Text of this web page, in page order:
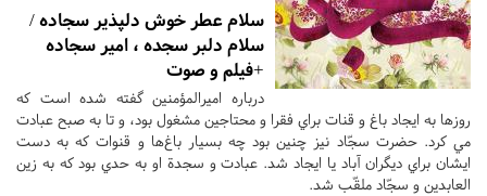
سلام عطر خوش دلپذیر سجاده /
سلام دلبر سجده ، امیر سجاده
+فیلم و صوت
درباره اميرالمؤمنين گفته شده است كه
روزها به ايجاد باغ و قنات براي فقرا و محتاجين مشغول بود، و تا به صبح عبادت
مي كرد. حضرت سجّاد نيز چنين بود چه بسيار باغ‌ها و قنوات كه به دست
ايشان براي ديگران آباد يا ايجاد شد. عبادت و سجدة او به حدي بود كه به زين
العابدين و سجّاد ملقّب شد.